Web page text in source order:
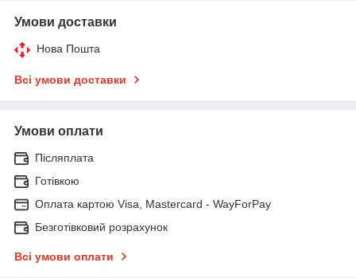
Умови доставки
Нова Пошта
Всі умови доставки
Умови оплати
Післяплата
Готівкою
Оплата картою Visa, Mastercard - WayForPay
Безготівковий розрахунок
Всі умови оплати